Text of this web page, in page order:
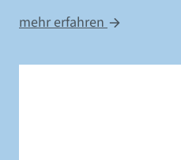
mehr erfahren